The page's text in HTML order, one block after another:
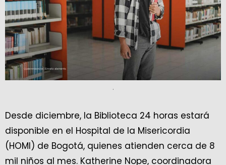
.
Desde diciembre, la Biblioteca 24 horas estará
disponible en el Hospital de la Misericordia
(HOMI) de Bogotá, quienes atienden cerca de 8
mil niños al mes. Katherine Nope, coordinadora